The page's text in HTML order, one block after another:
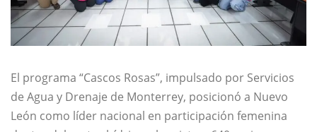
El programa “Cascos Rosas”, impulsado por Servicios
de Agua y Drenaje de Monterrey, posicionó a Nuevo
León como líder nacional en participación femenina